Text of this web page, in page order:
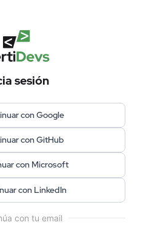
sesión
con Google
con GitHub
con Microsoft
con LinkedIn
con tu email